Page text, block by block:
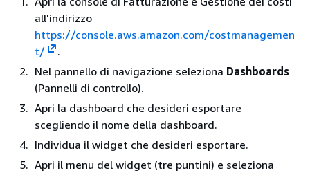
all'indirizzo
https://console.aws.amazon.com/costmanagemen
t/
.
Nel pannello di navigazione seleziona Dashboards
(Pannelli di controllo).
Apri la dashboard che desideri esportare
scegliendo il nome della dashboard.
Individua il widget che desideri esportare.
Apri il menu del widget (tre puntini) e seleziona